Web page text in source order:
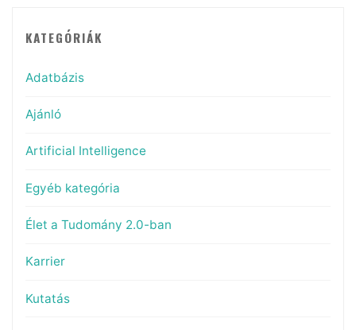
KATEGÓRIÁK
Adatbázis
Ajánló
Artificial Intelligence
Egyéb kategória
Élet a Tudomány 2.0-ban
Karrier
Kutatás